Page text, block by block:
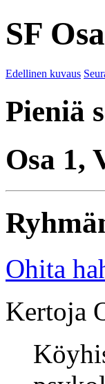
SF
Edellinen kuvaus
Pieniä
Osa 1,
Ohita
Kertoja